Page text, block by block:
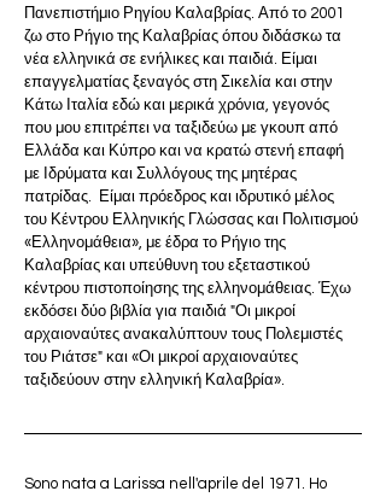
Πανεπιστήμιο Ρηγίου Καλαβρίας. Από το 2001
ζω στο Ρήγιο της Καλαβρίας όπου διδάσκω τα
νέα ελληνικά σε ενήλικες και παιδιά. Είμαι
επαγγελματίας ξεναγός στη Σικελία και στην
Κάτω Ιταλία εδώ και μερικά χρόνια, γεγονός
που μου επιτρέπει να ταξιδεύω με γκουπ από
Ελλάδα και Κύπρο και να κρατώ στενή επαφή
με Ιδρύματα και Συλλόγους της μητέρας
πατρίδας.  Είμαι πρόεδρος και ιδρυτικό μέλος
του Κέντρου Ελληνικής Γλώσσας και Πολιτισμού
«Ελληνομάθεια», με έδρα το Ρήγιο της
Καλαβρίας και υπεύθυνη του εξεταστικού
κέντρου πιστοποίησης της ελληνομάθειας. Έχω
εκδόσει δύο βιβλία για παιδιά "Οι μικροί
αρχαιοναύτες ανακαλύπτουν τους Πολεμιστές
του Ριάτσε" και «Οι μικροί αρχαιοναύτες
ταξιδεύουν στην ελληνική Καλαβρία».
Sono nata a Larissa nell'aprile del 1971. Ho